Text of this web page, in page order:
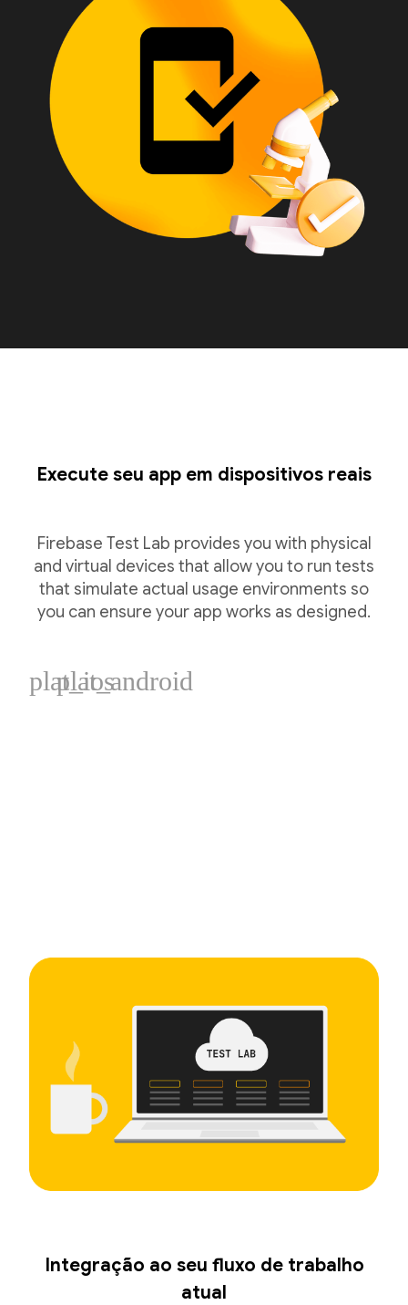
Execute seu app em dispositivos reais
Firebase Test Lab provides you with physical
and virtual devices that allow you to run tests
that simulate actual usage environments so
you can ensure your app works as designed.
plat_ios
plat_android
Integração ao seu fluxo de trabalho
atual